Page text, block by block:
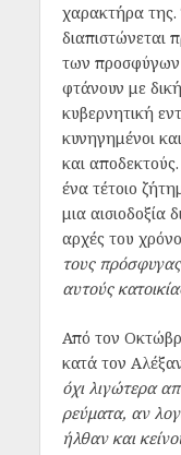
χαρακτήρα
διαπιστώνεται
των προσφύγων
φτάνουν με
κυβερνητική
κυνηγημένοι
και
ένα τέτοιο
μια αισιοδοξία
αρχές του
τους
αυτούς
Από τον
κατά τον
όχι λιγώτερα
ρεύματα, αν
ήλθαν και